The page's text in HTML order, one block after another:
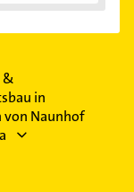
&
in
von Naunhof